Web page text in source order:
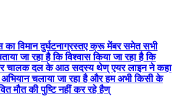
का विमान दुर्घटनाग्रस्तए क्रू मेंबर समेत सभी
जा रहा है कि विश्वास किया जा रहा है कि
चालक दल के आठ सदस्य थेण् एयर लाइन ने कहा
चलाया जा रहा है और हम अभी किसी के
मौत की पुष्टि नहीं कर रहे हैण्